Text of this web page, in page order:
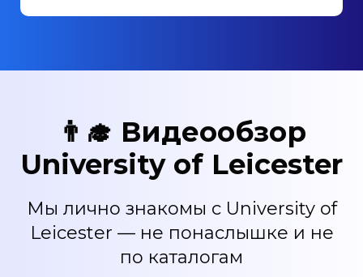
👨‍🎓 Видеообзор
University of Leicester
Мы лично знакомы с University of
Leicester — не понаслышке и не
по каталогам